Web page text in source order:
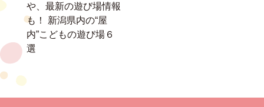
や、最新の遊び場情報
も！ 新潟県内の“屋
内”こどもの遊び場６
選